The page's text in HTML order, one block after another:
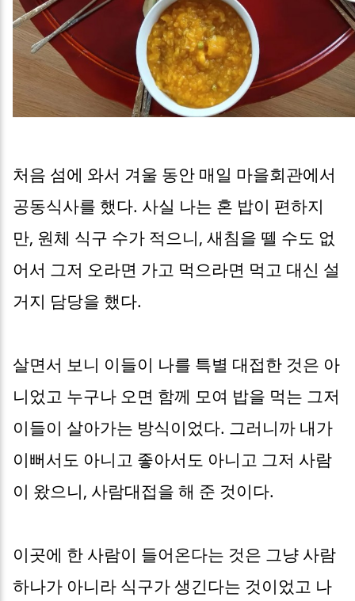
처음 섬에 와서 겨울 동안 매일 마을회관에서
공동식사를 했다. 사실 나는 혼 밥이 편하지
만, 원체 식구 수가 적으니, 새침을 뗄 수도 없
어서 그저 오라면 가고 먹으라면 먹고 대신 설
거지 담당을 했다.
살면서 보니 이들이 나를 특별 대접한 것은 아
니었고 누구나 오면 함께 모여 밥을 먹는 그저
이들이 살아가는 방식이었다. 그러니까 내가
이뻐서도 아니고 좋아서도 아니고 그저 사람
이 왔으니, 사람대접을 해 준 것이다.
이곳에 한 사람이 들어온다는 것은 그냥 사람
하나가 아니라 식구가 생긴다는 것이었고 나